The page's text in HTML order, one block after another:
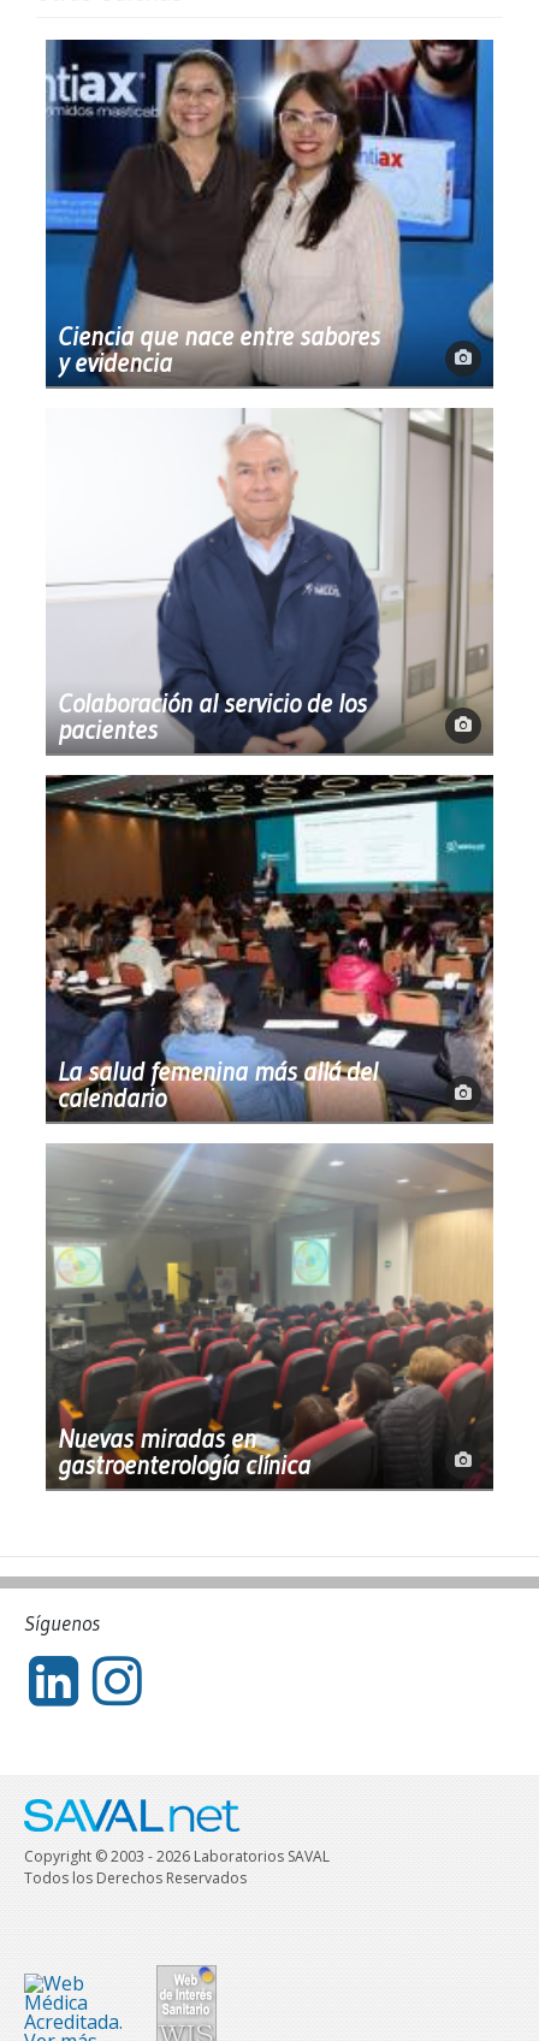
Ciencia que nace entre sabores
y evidencia
Colaboración al servicio de los
pacientes
La salud femenina más allá del
calendario
Nuevas miradas en
gastroenterología clínica
Síguenos
Copyright © 2003 - 2026 Laboratorios SAVAL
Todos los Derechos Reservados